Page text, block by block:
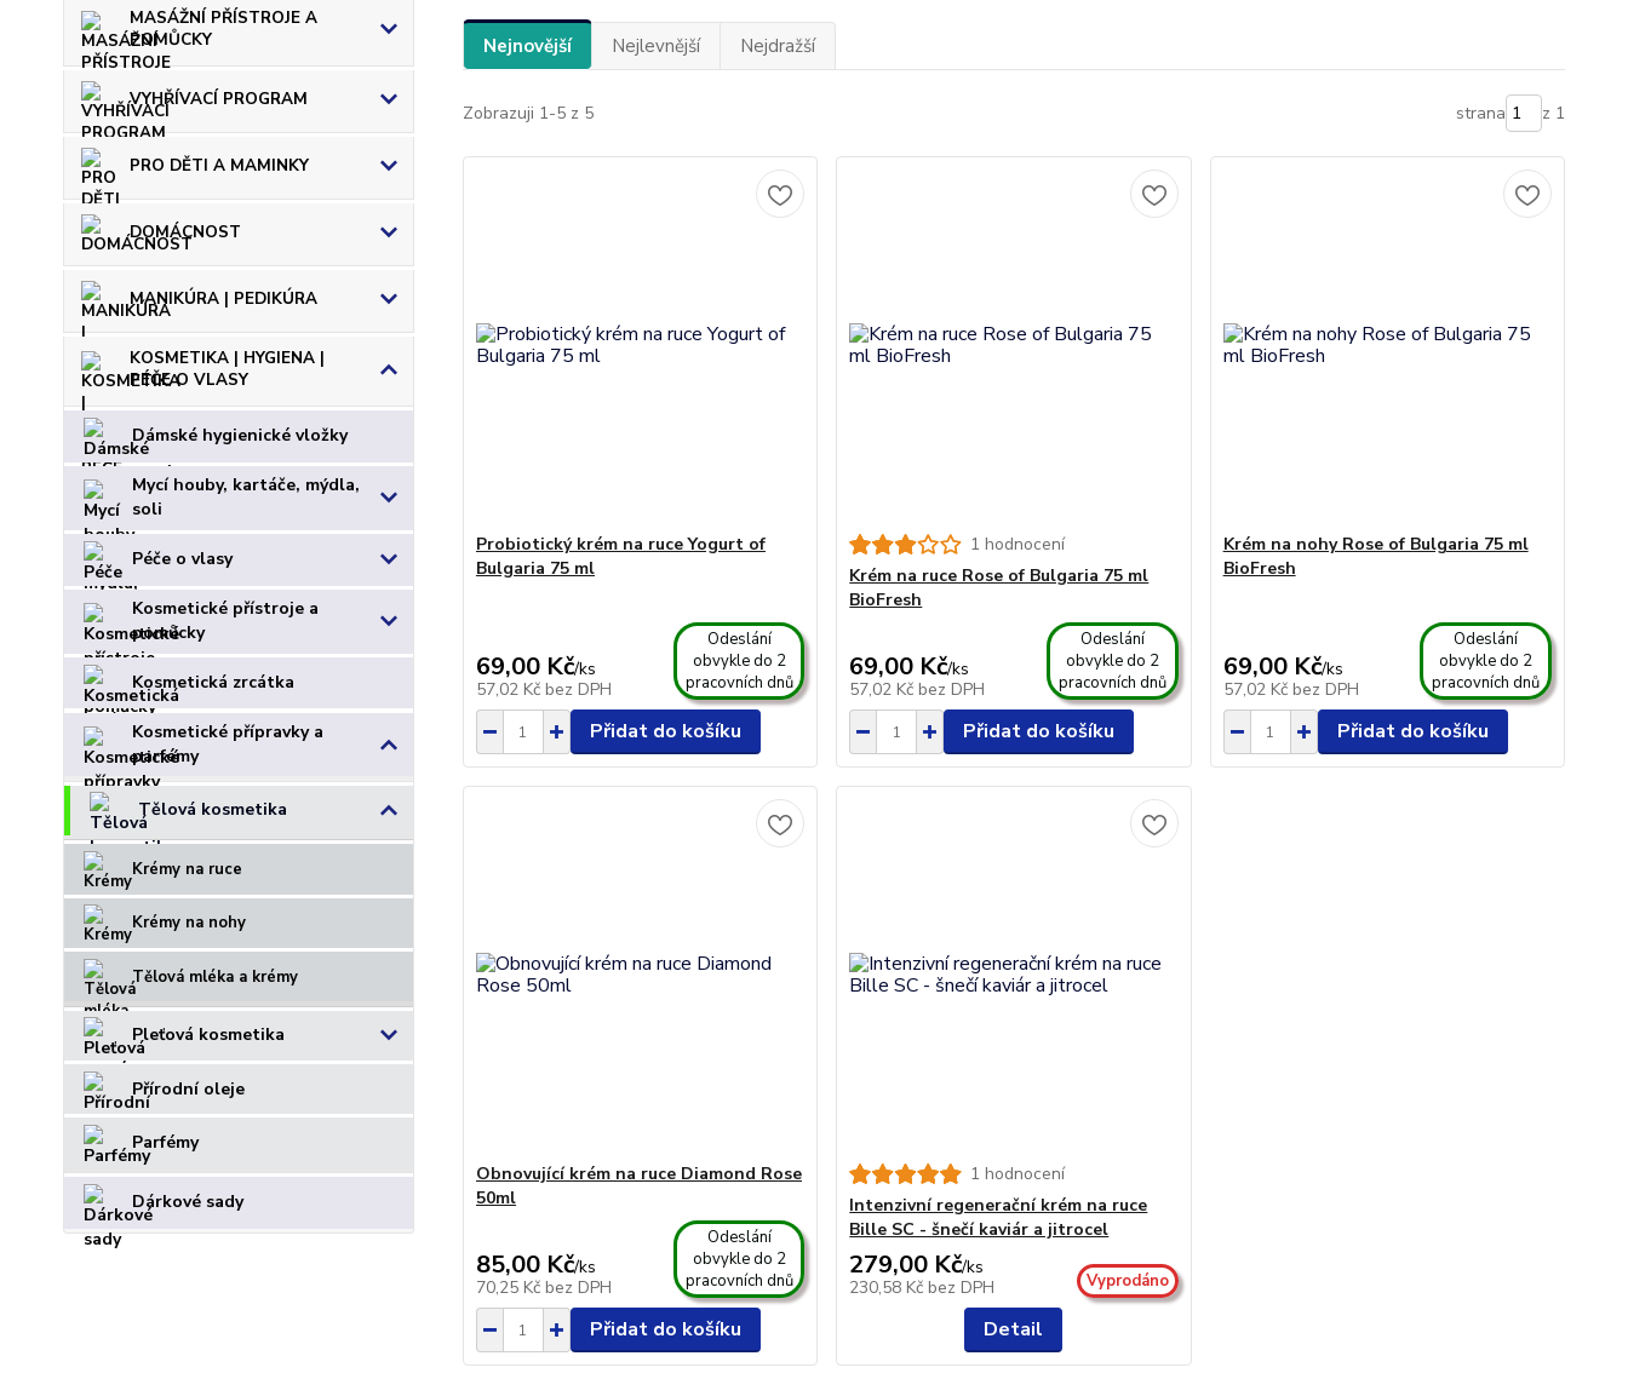
MASÁŽNÍ PŘÍSTROJE A
POMŮCKY
VYHŘÍVACÍ PROGRAM
PRO DĚTI A MAMINKY
DOMÁCNOST
MANIKÚRA | PEDIKÚRA
KOSMETIKA | HYGIENA |
PÉČE O VLASY
Dámské hygienické vložky
Mycí houby, kartáče, mýdla,
soli
Péče o vlasy
Kosmetické přístroje a
pomůcky
Kosmetická zrcátka
Kosmetické přípravky a
parfémy
Tělová kosmetika
Krémy na ruce
Krémy na nohy
Tělová mléka a krémy
Pleťová kosmetika
Přírodní oleje
Parfémy
Dárkové sady
Nejnovější Nejlevnější Nejdražší
Zobrazuji 1-5 z 5 strana z 1
Probiotický krém na ruce Yogurt of
Bulgaria 75 ml
69,00 Kč/ks
57,02 Kč bez DPH
Odeslání
obvykle do 2
pracovních dnů
Přidat do košíku
1 hodnocení
Krém na ruce Rose of Bulgaria 75 ml
BioFresh
69,00 Kč/ks
57,02 Kč bez DPH
Odeslání
obvykle do 2
pracovních dnů
Přidat do košíku
Krém na nohy Rose of Bulgaria 75 ml
BioFresh
69,00 Kč/ks
57,02 Kč bez DPH
Odeslání
obvykle do 2
pracovních dnů
Přidat do košíku
Obnovující krém na ruce Diamond Rose
50ml
85,00 Kč/ks
70,25 Kč bez DPH
Odeslání
obvykle do 2
pracovních dnů
Přidat do košíku
1 hodnocení
Intenzivní regenerační krém na ruce
Bille SC - šnečí kaviár a jitrocel
279,00 Kč/ks
230,58 Kč bez DPH Vyprodáno
Detail